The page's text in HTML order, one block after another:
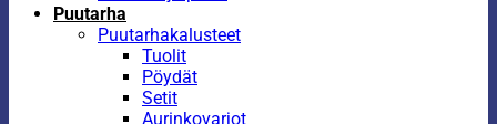
Puutarha
Puutarhakalusteet
Tuolit
Pöydät
Setit
Aurinkovarjot